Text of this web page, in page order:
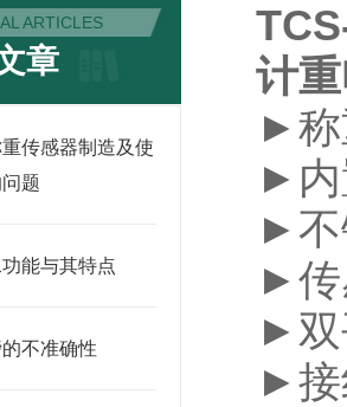
ARTICLES
章
传感器制造及使
题
能与其特点
不准确性
计
►称
►
►
►
►
►